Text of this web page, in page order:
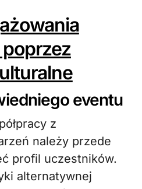
eventu
z
należy przede
profil uczestników.
alternatywnej